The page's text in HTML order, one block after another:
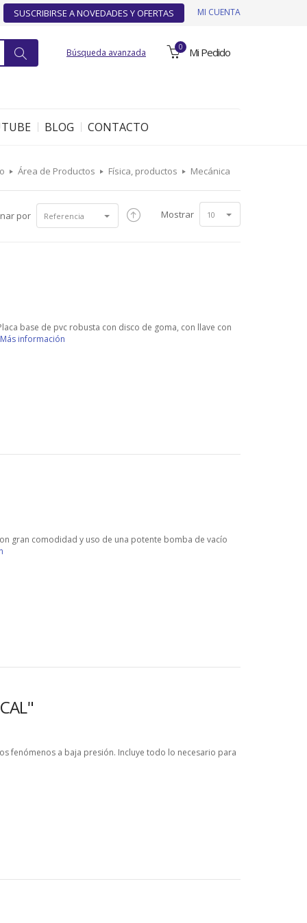
SUSCRIBIRSE A NOVEDADES Y OFERTAS MI CUENTA
Búsqueda avanzada 0 Mi Pedido
BLOG CONTACTO
Área de Productos Física, productos Mecánica
Mostrar 10
por Referencia
base de pvc robusta con disco de goma, con llave con
Más información
gran comodidad y uso de una potente bomba de vacío
fenómenos a baja presión. Incluye todo lo necesario para